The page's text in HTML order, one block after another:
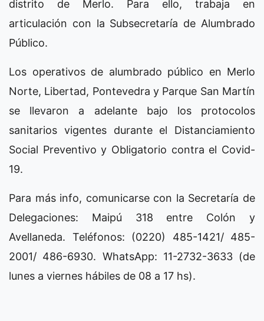
distrito de Merlo. Para ello, trabaja en
articulación con la Subsecretaría de Alumbrado
Público.
Los operativos de alumbrado público en Merlo
Norte, Libertad, Pontevedra y Parque San Martín
se llevaron a adelante bajo los protocolos
sanitarios vigentes durante el Distanciamiento
Social Preventivo y Obligatorio contra el Covid-
19.
Para más info, comunicarse con la Secretaría de
Delegaciones: Maipú 318 entre Colón y
Avellaneda. Teléfonos: (0220) 485-1421/ 485-
2001/ 486-6930. WhatsApp: 11-2732-3633 (de
lunes a viernes hábiles de 08 a 17 hs).